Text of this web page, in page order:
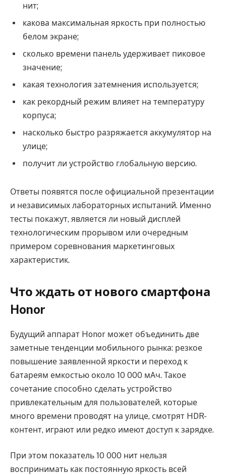
нит;
какова максимальная яркость при полностью
белом экране;
сколько времени панель удерживает пиковое
значение;
какая технология затемнения используется;
как рекордный режим влияет на температуру
корпуса;
насколько быстро разряжается аккумулятор на
улице;
получит ли устройство глобальную версию.
Ответы появятся после официальной презентации
и независимых лабораторных испытаний. Именно
тесты покажут, является ли новый дисплей
технологическим прорывом или очередным
примером соревнования маркетинговых
характеристик.
Что ждать от нового смартфона
Honor
Будущий аппарат Honor может объединить две
заметные тенденции мобильного рынка: резкое
повышение заявленной яркости и переход к
батареям емкостью около 10 000 мАч. Такое
сочетание способно сделать устройство
привлекательным для пользователей, которые
много времени проводят на улице, смотрят HDR-
контент, играют или редко имеют доступ к зарядке.
При этом показатель 10 000 нит нельзя
воспринимать как постоянную яркость всей